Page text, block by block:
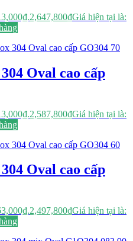
2,647,800₫Giá hiện tại là:
Oval cao cấp
2,587,800₫Giá hiện tại là:
Oval cao cấp
2,497,800₫Giá hiện tại là: